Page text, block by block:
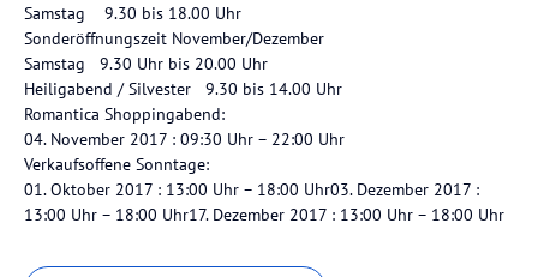
Samstag 9.30 bis 18.00 Uhr
Sonderöffnungszeit November/Dezember
Samstag 9.30 Uhr bis 20.00 Uhr
Heiligabend / Silvester 9.30 bis 14.00 Uhr
Romantica Shoppingabend:
04. November 2017 : 09:30 Uhr – 22:00 Uhr
Verkaufsoffene Sonntage:
01. Oktober 2017 : 13:00 Uhr – 18:00 Uhr03. Dezember 2017 :
13:00 Uhr – 18:00 Uhr17. Dezember 2017 : 13:00 Uhr – 18:00 Uhr